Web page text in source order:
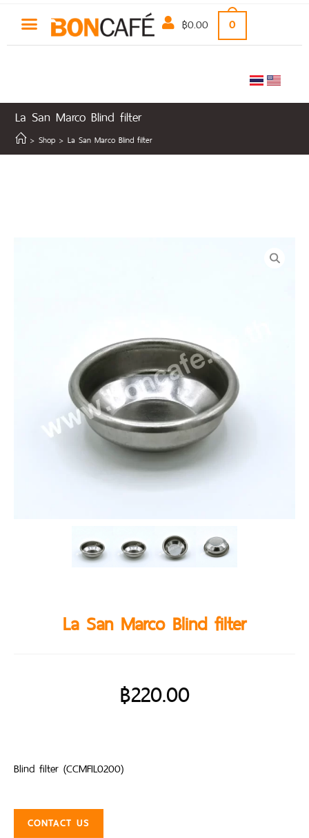
฿0.00 0
La San Marco Blind filter
> Shop > La San Marco Blind filter
La San Marco Blind filter
฿220.00
Blind filter (CCMFIL0200)
CONTACT US